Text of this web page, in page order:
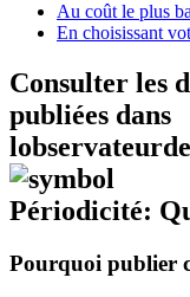
Au coût le plus
En choisissant
Consulter les
publiées dans
Périodicité:
Pourquoi publier